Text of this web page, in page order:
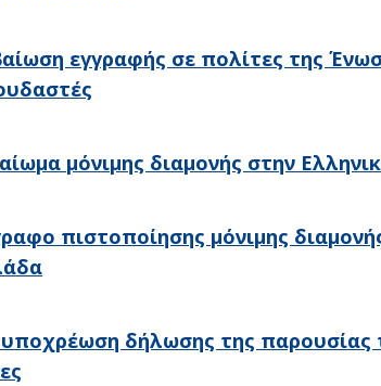
εγγραφής σε πολίτες της
μόνιμης διαμονής στην
πιστοποίησης μόνιμης
δήλωσης της παρουσίας